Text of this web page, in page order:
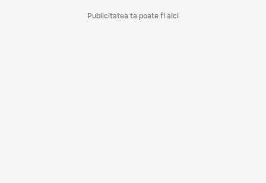
Publicitatea ta poate fi aici